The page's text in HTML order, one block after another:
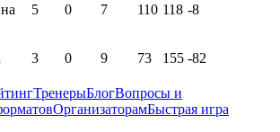
5 0 7 110 118 -8
3 0 9 73 155 -82
ТренерыБлогВопросы и
ОрганизаторамБыстрая игра